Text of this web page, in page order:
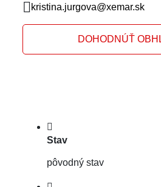
kristina.jurgova@xemar.sk
DOHODNÚŤ
Stav
pôvodný stav